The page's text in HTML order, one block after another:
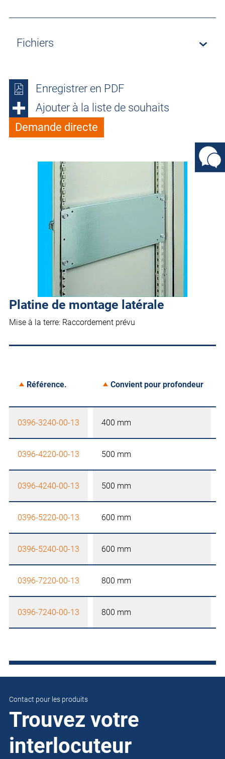
Fichiers
Enregistrer en PDF
Ajouter à la liste de souhaits
Demande directe
Platine de montage latérale
Mise à la terre: Raccordement prévu
Référence. Convient pour profondeur
0396-3240-00-13 400 mm
0396-4220-00-13 500 mm
0396-4240-00-13 500 mm
0396-5220-00-13 600 mm
0396-5240-00-13 600 mm
0396-7220-00-13 800 mm
0396-7240-00-13 800 mm
Contact pour les produits
Trouvez votre
interlocuteur